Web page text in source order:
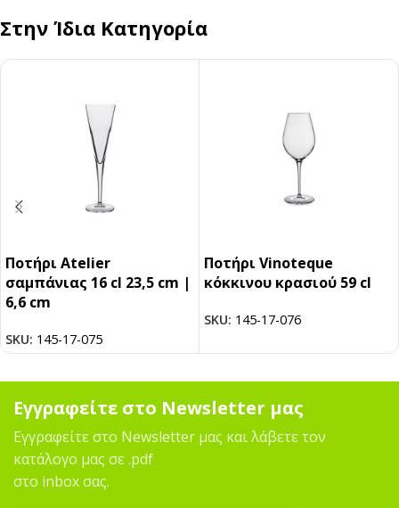
Στην Ίδια Κατηγορία
Ποτήρι Atelier
σαμπάνιας 16 cl 23,5 cm |
6,6 cm
SKU: 145-17-075
Ποτήρι Vinoteque
κόκκινου κρασιού 59 cl
SKU: 145-17-076
Εγγραφείτε στο Newsletter μας
Εγγραφείτε στο Newsletter μας και λάβετε τον
κατάλογο μας σε .pdf
στο inbox σας.